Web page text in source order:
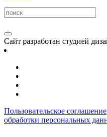
Сайт разработан студией
Пользовательское соглашение
обработки персональных